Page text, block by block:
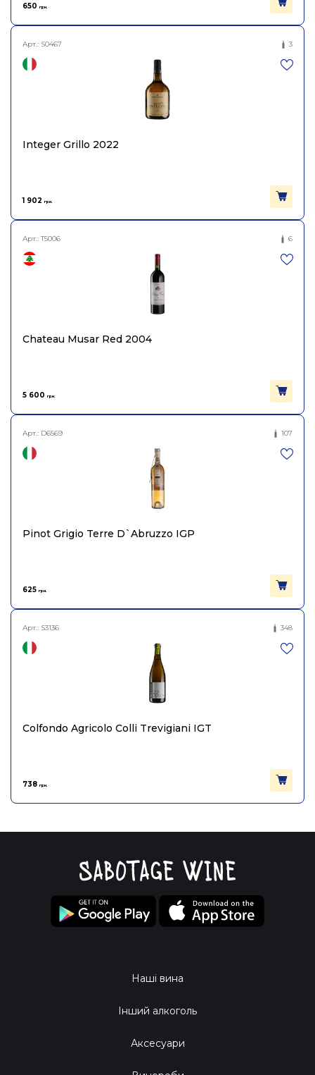
650 грн.
Арт.: S0467 3
Integer Grillo 2022
1 902 грн.
Арт.:T5006 6
Chateau Musar Red 2004
5 600 грн.
Арт.: D6569 107
Pinot Grigio Terre D`Abruzzo IGP
625 грн.
Арт.: S3136 348
Colfondo Agricolo Colli Trevigiani IGT
738 грн.
Наші вина
Інший алкоголь
Аксесуари